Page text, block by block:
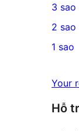
star
reviews
4-
star
reviews
3
3-
star
3 sao
2-
2 sao
star
1 sao
Your
Hỗ